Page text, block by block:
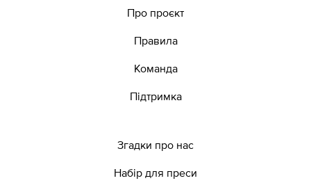
Про проєкт
Правила
Команда
Підтримка
Згадки про нас
Набір для преси